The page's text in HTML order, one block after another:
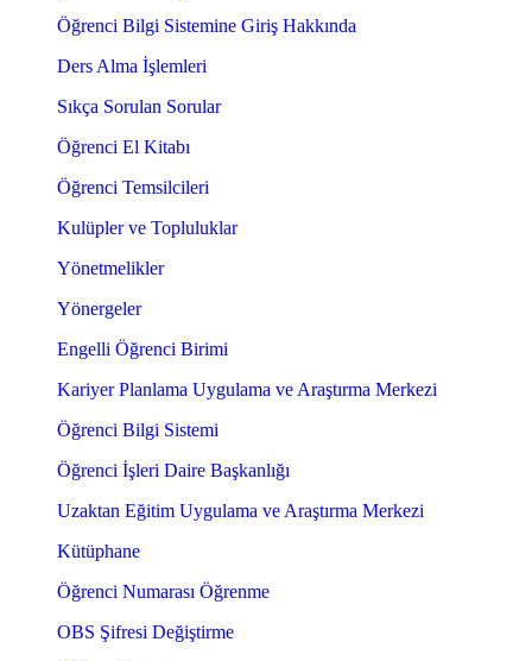
Öğrenci Bilgi Sistemine Giriş Hakkında
Ders Alma İşlemleri
Sıkça Sorulan Sorular
Öğrenci El Kitabı
Öğrenci Temsilcileri
Kulüpler ve Topluluklar
Yönetmelikler
Yönergeler
Engelli Öğrenci Birimi
Kariyer Planlama Uygulama ve Araştırma Merkezi
Öğrenci Bilgi Sistemi
Öğrenci İşleri Daire Başkanlığı
Uzaktan Eğitim Uygulama ve Araştırma Merkezi
Kütüphane
Öğrenci Numarası Öğrenme
OBS Şifresi Değiştirme